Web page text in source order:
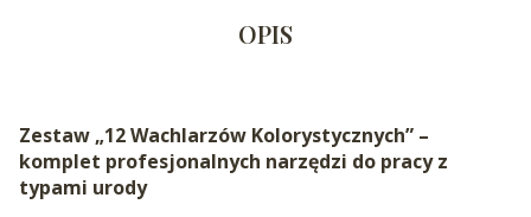
OPIS
Zestaw „12 Wachlarzów Kolorystycznych” –
komplet profesjonalnych narzędzi do pracy z
typami urody